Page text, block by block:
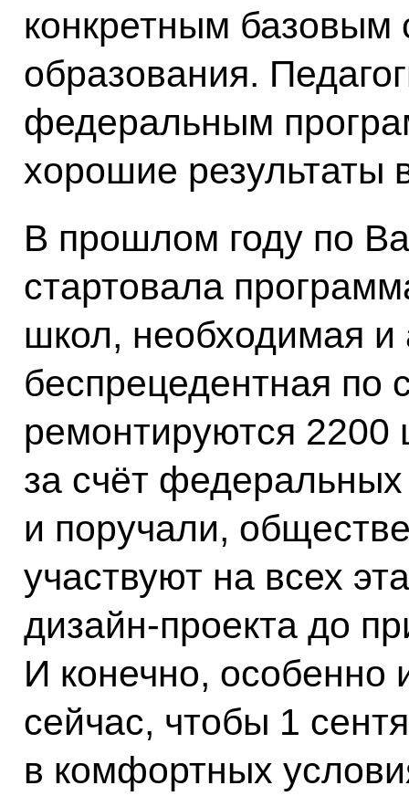
конкретным базовым
образования.
федеральным
хорошие результаты
В прошлом году по
стартовала
школ, необходимая и
беспрецедентная по
ремонтируются 2200
за счёт
и поручали,
участвуют на всех
дизайн-проекта до
И конечно, особенно
сейчас, чтобы 1
в комфортных